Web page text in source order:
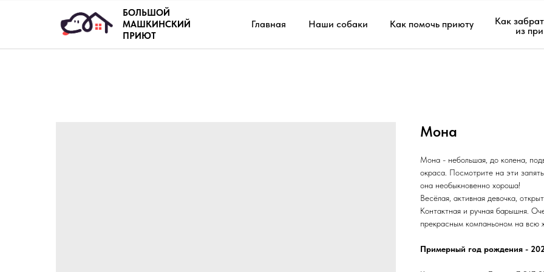
БОЛЬШОЙ
МАШКИНСКИЙ
ПРИЮТ
Главная Наши собаки Как помочь приюту
Как
из
Мона
Мона - небольшая, до колена,
окраса. Посмотрите на эти
она необыкновенно хороша!
Весёлая, активная девочка,
Контактная и ручная барышня.
прекрасным компаньоном на всю
Примерный год рождения -